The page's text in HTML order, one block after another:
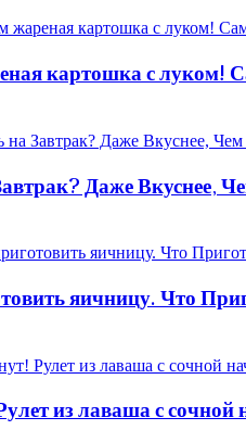
картошка с луком!
Даже Вкуснее,
яичницу. Что
из лаваша с